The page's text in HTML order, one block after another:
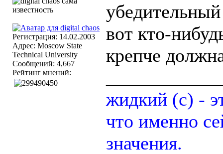
Регистрация: 14.02.2003
Адрес: Moscow State
Technical University
Сообщений: 4,667
Рейтинг мнений:
вот кто-
крепче
жидкий (с) -
что именно
значения.